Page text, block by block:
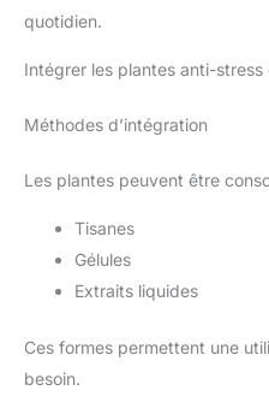
quotidien.
Intégrer les plantes anti-
Méthodes d’intégration
Les plantes peuvent être
Tisanes
Gélules
Extraits liquides
Ces formes permettent une
besoin.